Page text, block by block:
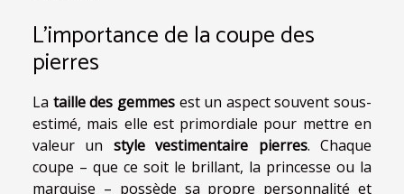
L'importance de la coupe des
pierres
La taille des gemmesest un aspect souvent sous-
estimé, mais elle est primordiale pour mettre en
valeur un style vestimentaire pierres. Chaque
coupe – que ce soit le brillant, la princesse ou la
marquise – possède sa propre personnalité et